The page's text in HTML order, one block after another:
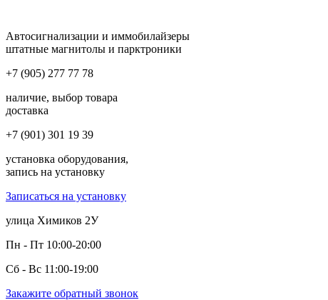
Автосигнализации и иммобилайзеры
штатные магнитолы и парктроники
+7 (905) 277 77 78
наличие, выбор товара
доставка
+7 (901) 301 19 39
установка оборудования,
запись на установку
Записаться на установку
улица Химиков 2У
Пн - Пт 10:00-20:00
Сб - Вс 11:00-19:00
Закажите обратный звонок